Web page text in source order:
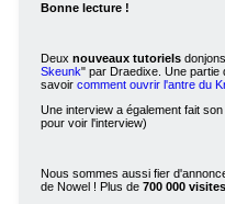
Bonne lecture !
Deux nouveaux tutoriels
Skeunk" par Draedixe. Une partie
savoir comment ouvrir l'antre du
Une interview a également fait
pour voir l'interview)
Nous sommes aussi fier
de Nowel ! Plus de 700 000 visites